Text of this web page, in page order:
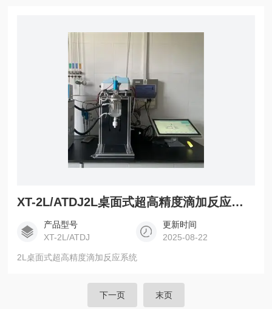
XT-2L/ATDJ2L桌面式超高精度滴加反应系统
产品型号
XT-2L/ATDJ
更新时间
2025-08-22
2L桌面式超高精度滴加反应系统
下一页 末页